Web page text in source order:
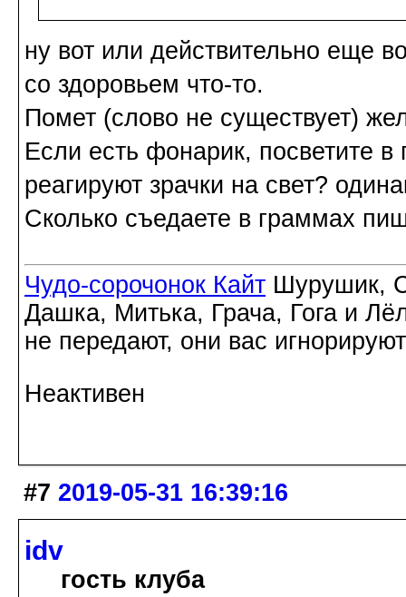
ну вот или действительно еще
со здоровьем что-то.
Помет (слово не существует)
Если есть фонарик, посветите в
реагируют зрачки на свет?
Сколько съедаете в граммах
Чудо-сорочонок Кайт Шурушик,
Дашка, Митька, Грача, Гога и
не передают, они вас игнорируют
Неактивен
#7 2019-05-31 16:39:16
idv
гость клуба